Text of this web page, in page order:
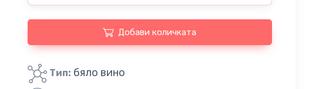
Добави количката
Тип: бяло вино